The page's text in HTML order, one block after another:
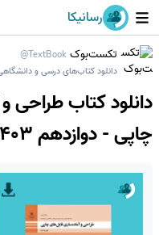
رسانیکا
تکست‌بوک @TextBook
دانلود کتاب‌های درسی و
دانلود کتاب طراحی
چاپی - دوازدهم 1403 - 1404 (نسخه PDF)